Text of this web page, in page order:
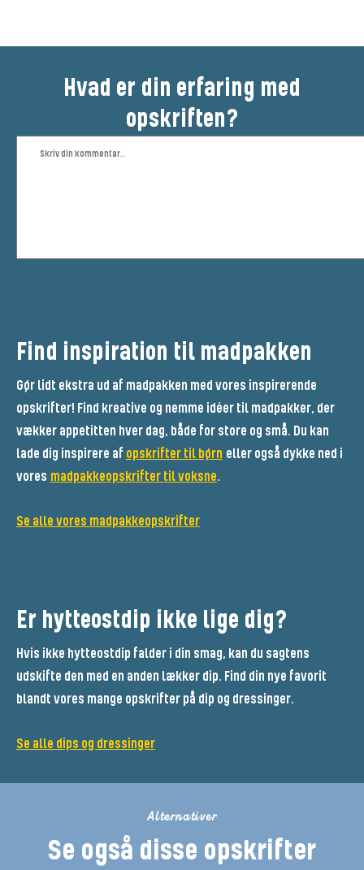
Hvad er din erfaring med
opskriften?
Find inspiration til madpakken
Gør lidt ekstra ud af madpakken med vores inspirerende
opskrifter! Find kreative og nemme idéer til madpakker, der
vækker appetitten hver dag, både for store og små. Du kan
lade dig inspirere af opskrifter til børn eller også dykke ned i
vores madpakkeopskrifter til voksne.
Se alle vores madpakkeopskrifter
Er hytteostdip ikke lige dig?
Hvis ikke hytteostdip falder i din smag, kan du sagtens
udskifte den med en anden lækker dip. Find din nye favorit
blandt vores mange opskrifter på dip og dressinger.
Se alle dips og dressinger
Alternativer
Se også disse opskrifter